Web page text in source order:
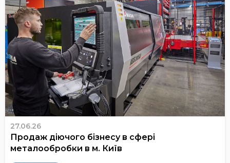
27.06.26
Продаж діючого бізнесу в сфері
металообробки в м. Київ